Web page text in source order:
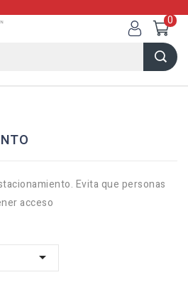
0
Evita que personas
acceso
